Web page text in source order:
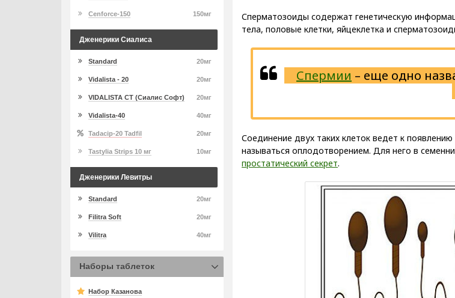
Сперматозоиды содержат генетическую
тела, половые клетки, яйцеклетка и
Спермии – еще одно
Соединение двух таких клеток ведет к
называться оплодотворением. Для него в
простатический секрет.
150мг
Cenforce-150
Дженерики Сиалиса
20мг
Standard
20мг
Vidalista - 20
20мг
VIDALISTA CT (Сиалис Софт)
40мг
Vidalista-40
20мг
Tadacip-20 Tadfil
10мг
Tastylia Strips 10 мг
Дженерики Левитры
20мг
Standard
20мг
Filitra Soft
40мг
Vilitra
Наборы таблеток
Набор Казанова